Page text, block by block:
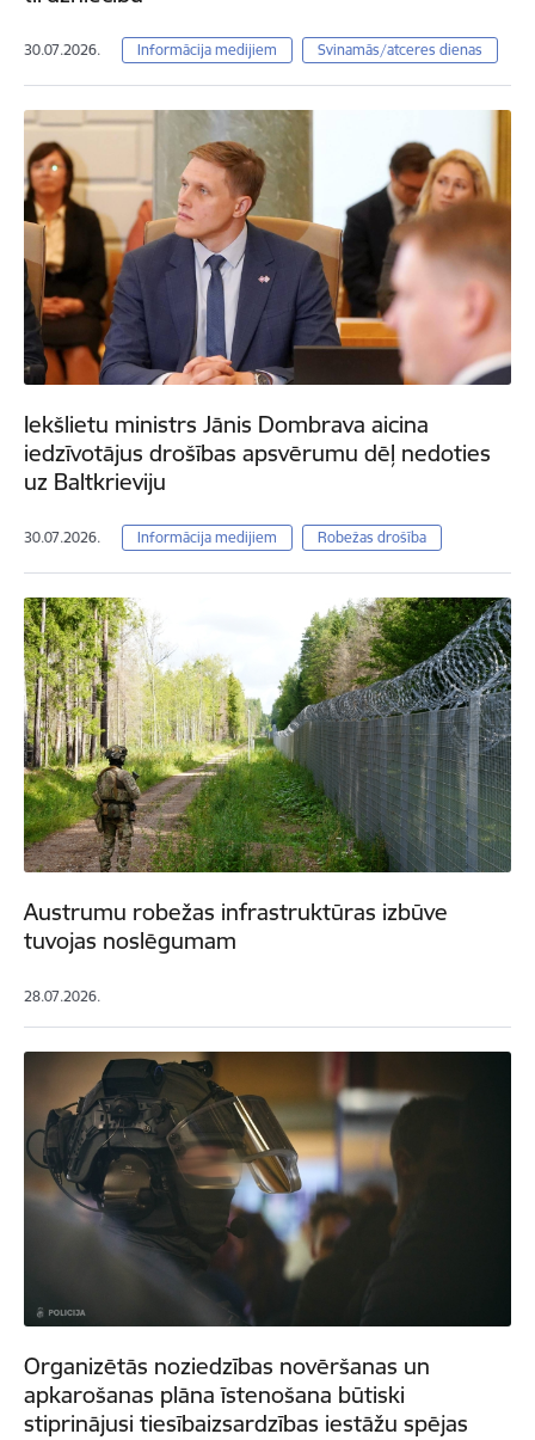
30.07.2026. Informācija medijiem Svinamās/atceres dienas
Iekšlietu ministrs Jānis Dombrava aicina
iedzīvotājus drošības apsvērumu dēļ nedoties
uz Baltkrieviju
30.07.2026. Informācija medijiem Robežas drošība
Austrumu robežas infrastruktūras izbūve
tuvojas noslēgumam
28.07.2026.
Organizētās noziedzības novēršanas un
apkarošanas plāna īstenošana būtiski
stiprinājusi tiesībaizsardzības iestāžu spējas